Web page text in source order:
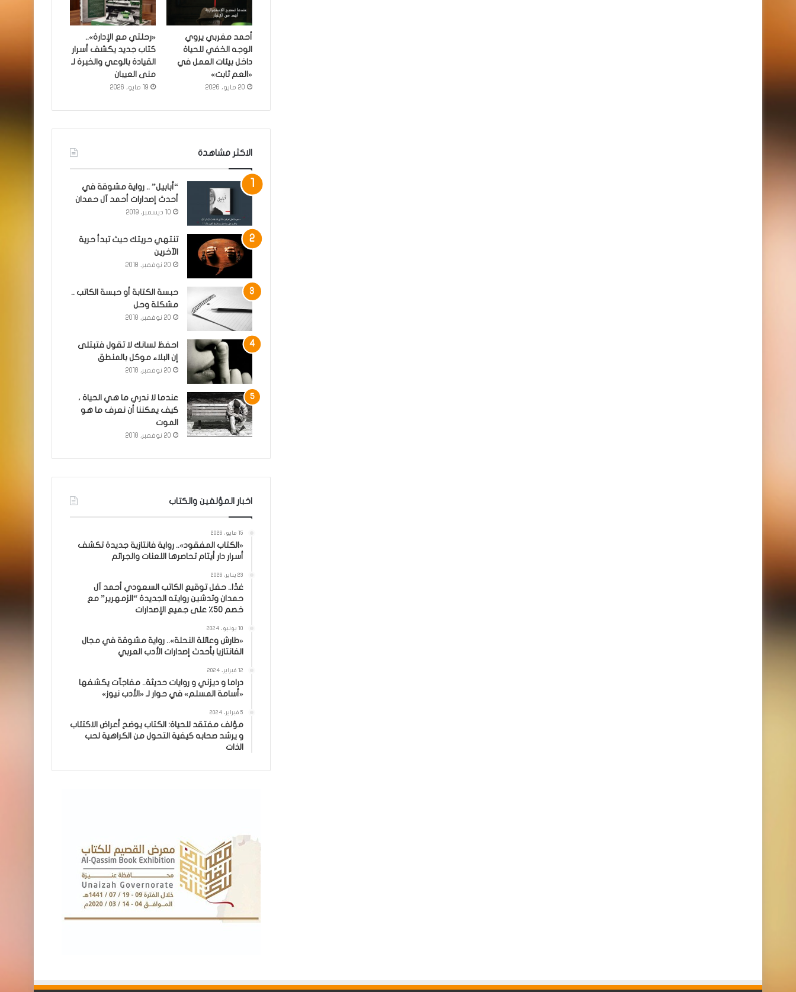
أحمد مغربي يروي
الوجه الخفي للحياة
داخل بيئات العمل في
«العم ثابت»
20 مايو، 2026
«رحلتي مع الإدارة»..
كتاب جديد يكشف أسرار
القيادة بالوعي والخبرة لـ
منى العيبان
19 مايو، 2026
الاكثر مشاهدة
“أبابيل” .. رواية مشوقة في
أحدث إصدارات أحمد آل حمدان
10 ديسمبر، 2019
تنتهي حريتك حيث تبدأ حرية
الآخرين
20 نوفمبر، 2018
حبسة الكتابة أو حبسة الكاتب ..
مشكلة وحل
20 نوفمبر، 2018
احفظ لسانك لا تقول فتبتلى
إن البلاء موكل بالمنطق
20 نوفمبر، 2018
عندما لا ندري ما هي الحياة ،
كيف يمكننا أن نعرف ما هو
الموت
20 نوفمبر، 2018
اخبار المؤلفين والكتاب
15 مايو، 2026
«الكتاب المفقود».. رواية فانتازية جديدة تكشف
أسرار دار أيتام تحاصرها اللعنات والجرائم
23 يناير، 2026
غدًا.. حفل توقيع الكاتب السعودي أحمد آل
حمدان وتدشين روايته الجديدة “الزمهرير” مع
خصم 50٪ على جميع الإصدارات
10 يونيو، 2024
«طارش وعائلة النحلة».. رواية مشوقة في مجال
الفانتازيا بأحدث إصدارات الأدب العربي
12 فبراير، 2024
دراما و ديزني و روايات حديثة.. مفاجآت يكشفها
«أسامة المسلم» في حوار لـ «الأدب نيوز»
5 فبراير، 2024
مؤلف مفتقد للحياة: الكتاب يوضح أعراض الاكتئاب
و يرشد صحابه كيفية التحول من الكراهية لحب
الذات